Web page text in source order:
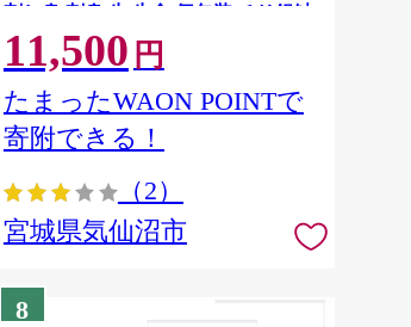
刺し身 刺身 生 生食 個包装 チリ銀鮭
銀鮭 海鮮 海鮮丼 魚介
11,500 円
たまったWAON POINTで
寄附できる！
（2）
宮城県気仙沼市
8